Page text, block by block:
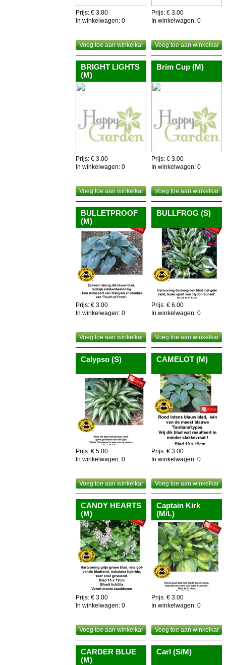
Prijs: € 3.00
In winkelwagen: 0
Voeg toe aan winkelkar
Prijs: € 3.00
In winkelwagen: 0
Voeg toe aan winkelkar
BRIGHT LIGHTS
(M)
Prijs: € 3.00
In winkelwagen: 0
Voeg toe aan winkelkar
Brim Cup (M)
Prijs: € 3.00
In winkelwagen: 0
Voeg toe aan winkelkar
BULLETPROOF
(M)
Prijs: € 3.00
In winkelwagen: 0
Voeg toe aan winkelkar
BULLFROG (S)
Prijs: € 6.00
In winkelwagen: 0
Voeg toe aan winkelkar
Calypso (S)
Prijs: € 5.00
In winkelwagen: 0
Voeg toe aan winkelkar
CAMELOT (M)
Prijs: € 3.00
In winkelwagen: 0
Voeg toe aan winkelkar
CANDY HEARTS
(M)
Prijs: € 3.00
In winkelwagen: 0
Voeg toe aan winkelkar
Captain Kirk
(M/L)
Prijs: € 3.00
In winkelwagen: 0
Voeg toe aan winkelkar
CARDER BLUE
(M)
Carl (S/M)